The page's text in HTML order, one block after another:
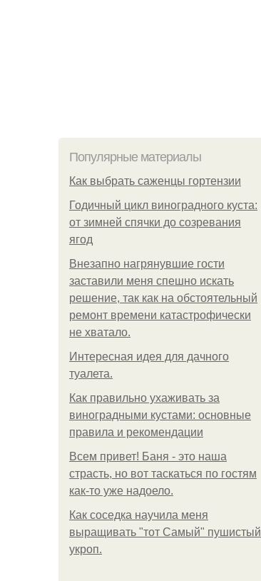
Популярные материалы
Как выбрать саженцы гортензии
Годичный цикл виноградного куста:
от зимней спячки до созревания
ягод
Внезапно нагрянувшие гости
заставили меня спешно искать
решение, так как на обстоятельный
ремонт времени катастрофически
не хватало.
Интересная идея для дачного
туалета.
Как правильно ухаживать за
виноградными кустами: основные
правила и рекомендации
Всем привет! Баня - это наша
страсть, но вот таскаться по гостям
как-то уже надоело.
Как соседка научила меня
выращивать "тот Самый" пушистый
укроп.